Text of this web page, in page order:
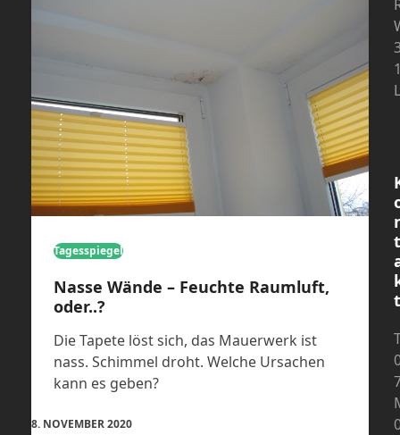
Tagesspiegel
Nasse Wände – Feuchte Raumluft,
oder..?
Die Tapete löst sich, das Mauerwerk ist
nass. Schimmel droht. Welche Ursachen
kann es geben?
8. NOVEMBER 2020
t
t